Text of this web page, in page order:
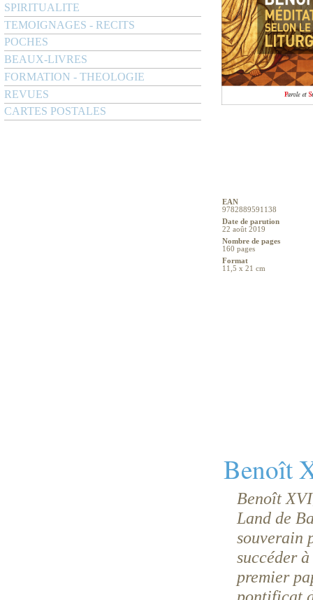
SPIRITUALITE
TEMOIGNAGES - RECITS
POCHES
BEAUX-LIVRES
FORMATION - THEOLOGIE
REVUES
CARTES POSTALES
EAN
9782889591138
Date de parution
22 août 2019
Nombre de pages
160 pages
Format
11,5 x 21 cm
Benoît
Benoît
Land de
souverain
succéder
premier
pontificat